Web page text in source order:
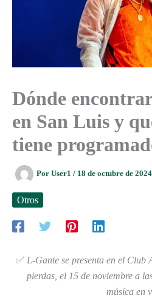
Dónde
en San Luis y
tiene
Por User1 / 18 de octubre de 2024
Otros
✅ L-Gante se presenta en el Club
pierdas, el 15 de noviembre a
música en